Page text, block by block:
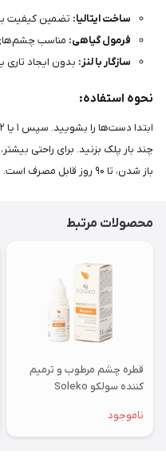
ساخت ایتالیا: تضمین کیفیت
فرمول گیاهی: مناسب
سازگار با لنز: بدون ایجاد تاری
نحوه استفاده:
چند بار پلک بزنید. برای راحتی
باز شدن، تا ۹۰ روز قابل مصرف است.
محصولات مرتبط
قطره چشم مرطوب و ترمیم
کننده سولکو Soleko
ناموجود